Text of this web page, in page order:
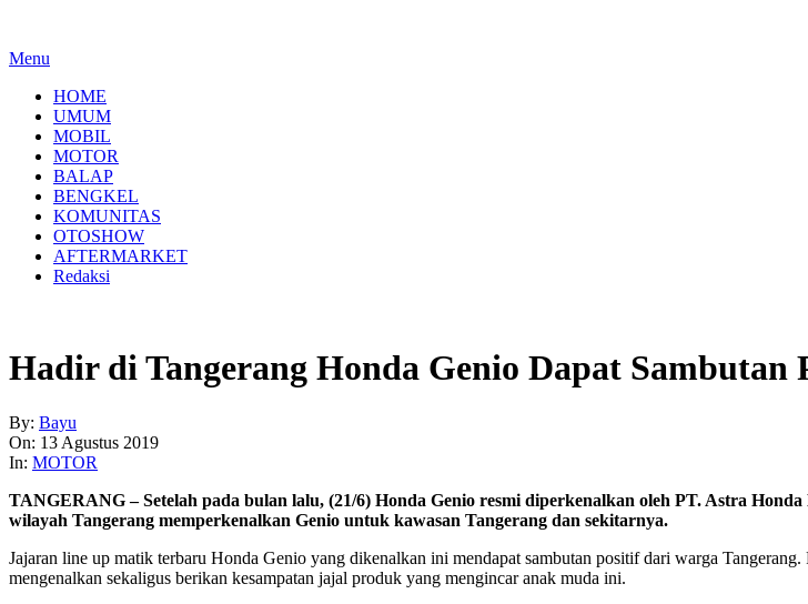
Menu
HOME
UMUM
MOBIL
MOTOR
BALAP
BENGKEL
KOMUNITAS
OTOSHOW
AFTERMARKET
Redaksi
Hadir di Tangerang Honda Genio Dapat Sambutan
By: Bayu
On: 13 Agustus 2019
In: MOTOR
TANGERANG – Setelah pada bulan lalu, (21/6) Honda Genio resmi diperkenalkan oleh PT. Astra
wilayah Tangerang memperkenalkan Genio untuk kawasan Tangerang dan sekitarnya.
Jajaran line up matik terbaru Honda Genio yang dikenalkan ini mendapat sambutan positif dari warga
mengenalkan sekaligus berikan kesampatan jajal produk yang mengincar anak muda ini.